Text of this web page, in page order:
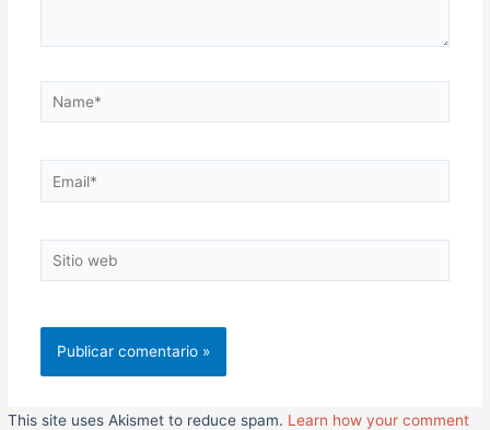
Name*
Email*
Sitio
web
This site uses Akismet to reduce spam. Learn how your comment